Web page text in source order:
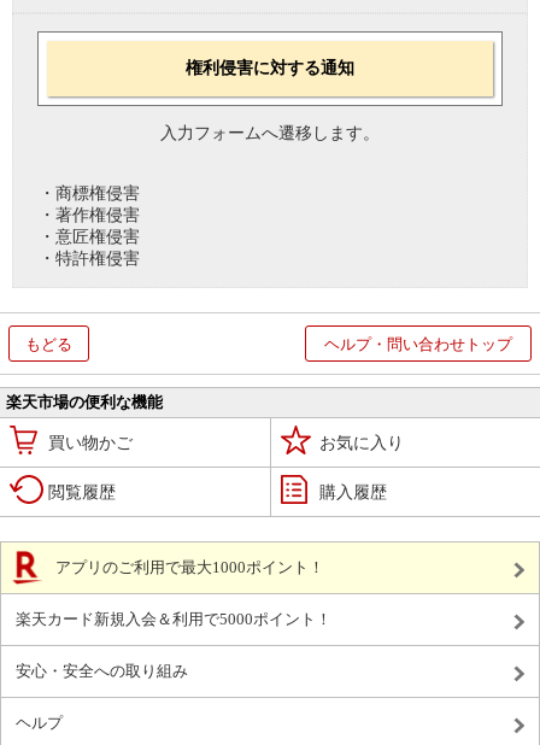
権利侵害に対する通知
入力フォームへ遷移します。
・商標権侵害
・著作権侵害
・意匠権侵害
・特許権侵害
もどる ヘルプ・問い合わせトップ
楽天市場の便利な機能
買い物かご お気に入り
閲覧履歴 購入履歴
アプリのご利用で最大1000ポイント！
楽天カード新規入会＆利用で5000ポイント！
安心・安全への取り組み
ヘルプ